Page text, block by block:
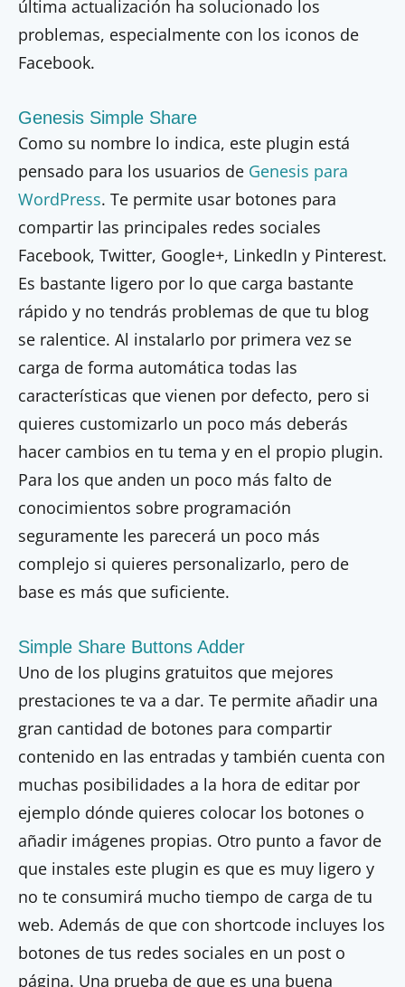
última actualización ha solucionado los
problemas, especialmente con los iconos de
Facebook.
Genesis Simple Share
Como su nombre lo indica, este plugin está
pensado para los usuarios de Genesis para
WordPress. Te permite usar botones para
compartir las principales redes sociales
Facebook, Twitter, Google+, LinkedIn y Pinterest.
Es bastante ligero por lo que carga bastante
rápido y no tendrás problemas de que tu blog
se ralentice. Al instalarlo por primera vez se
carga de forma automática todas las
características que vienen por defecto, pero si
quieres customizarlo un poco más deberás
hacer cambios en tu tema y en el propio plugin.
Para los que anden un poco más falto de
conocimientos sobre programación
seguramente les parecerá un poco más
complejo si quieres personalizarlo, pero de
base es más que suficiente.
Simple Share Buttons Adder
Uno de los plugins gratuitos que mejores
prestaciones te va a dar. Te permite añadir una
gran cantidad de botones para compartir
contenido en las entradas y también cuenta con
muchas posibilidades a la hora de editar por
ejemplo dónde quieres colocar los botones o
añadir imágenes propias. Otro punto a favor de
que instales este plugin es que es muy ligero y
no te consumirá mucho tiempo de carga de tu
web. Además de que con shortcode incluyes los
botones de tus redes sociales en un post o
página. Una prueba de que es una buena